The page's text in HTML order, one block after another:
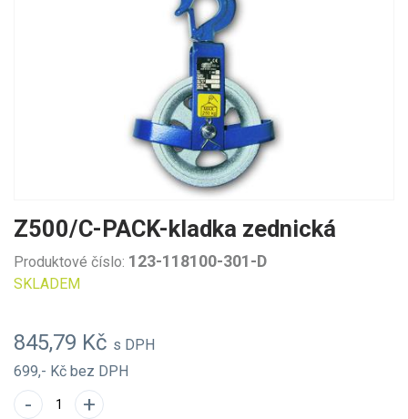
Z500/C-PACK-kladka zednická
Produktové číslo: 123-118100-301-D
SKLADEM
845,79 Kč s DPH
699,- Kč bez DPH
- +